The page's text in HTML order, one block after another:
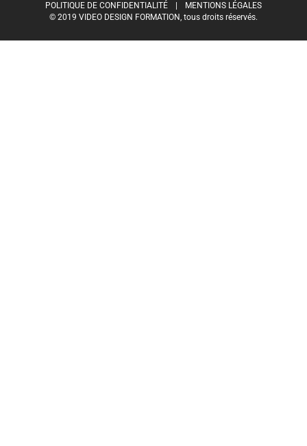
POLITIQUE DE CONFIDENTIALITÉ
MENTIONS LÉGALES
© 2019 VIDEO DESIGN FORMATION, tous droits réservés.